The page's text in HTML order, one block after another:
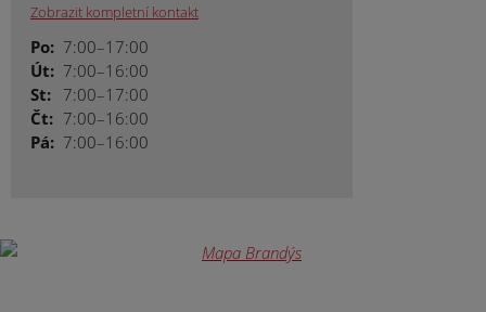
Zobrazit kompletní kontakt
Po: 7:00–17:00
Út: 7:00–16:00
St: 7:00–17:00
Čt: 7:00–16:00
Pá: 7:00–16:00